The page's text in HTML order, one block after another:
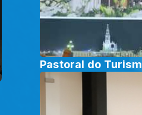
Pastoral do